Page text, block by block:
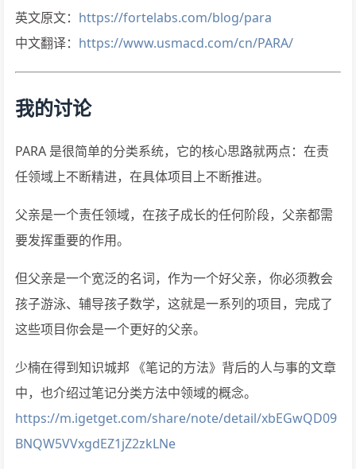
英文原文： https://fortelabs.com/blog/para
中文翻译： https://www.usmacd.com/cn/PARA/
我的讨论
PARA 是很简单的分类系统，它的核心思路就两点：在责
任领域上不断精进，在具体项目上不断推进。
父亲是一个责任领域，在孩子成长的任何阶段，父亲都需
要发挥重要的作用。
但父亲是一个宽泛的名词，作为一个好父亲，你必须教会
孩子游泳、辅导孩子数学，这就是一系列的项目，完成了
这些项目你会是一个更好的父亲。
少楠在得到知识城邦 《笔记的方法》背后的人与事的文章
中，也介绍过笔记分类方法中领域的概念。
https://m.igetget.com/share/note/detail/xbEGwQD09
BNQW5VVxgdEZ1jZ2zkLNe